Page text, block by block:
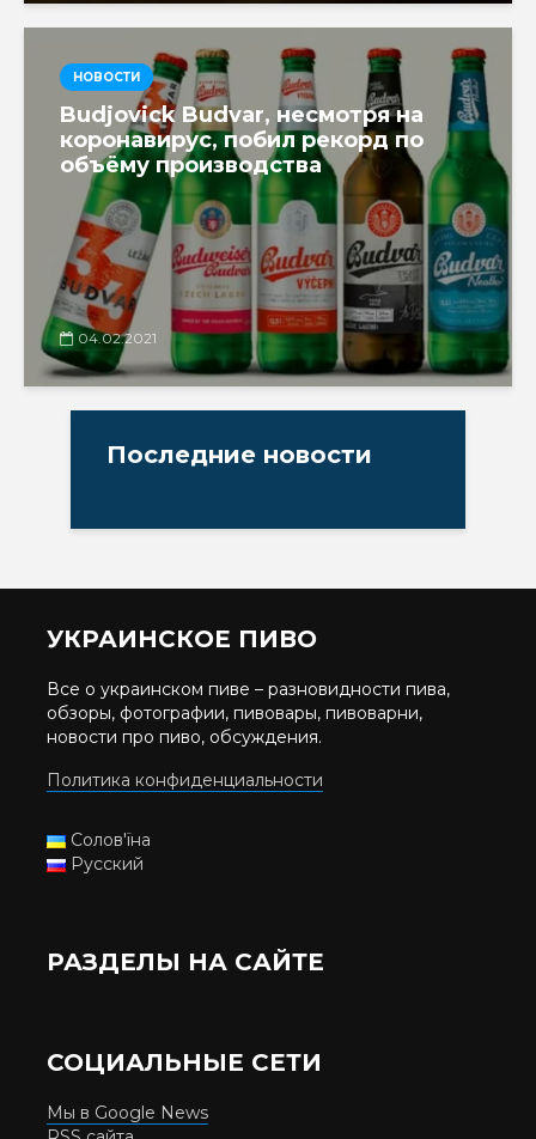
НОВОСТИ
Budjovick Budvar, несмотря на
коронавирус, побил рекорд по
объёму производства
04.02.2021
Последние новости
УКРАИНСКОЕ ПИВО
Все о украинском пиве – разновидности пива,
обзоры, фотографии, пивовары, пивоварни,
новости про пиво, обсуждения.
Политика конфиденциальности
Солов'їна
Русский
РАЗДЕЛЫ НА САЙТЕ
СОЦИАЛЬНЫЕ СЕТИ
Мы в Google News